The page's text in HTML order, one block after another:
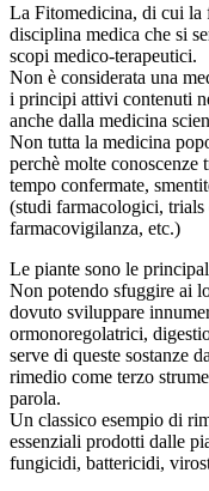
La Fitomedicina, di cui la
disciplina medica che si
scopi medico-terapeutici.
Non è considerata una
i principi attivi contenuti
anche dalla medicina
Non tutta la medicina
perchè molte conoscenze
tempo confermate,
(studi farmacologici,
farmacovigilanza, etc.)
Le piante sono le
Non potendo sfuggire ai
dovuto sviluppare
ormonoregolatrici,
serve di queste sostanze
rimedio come terzo
parola.
Un classico esempio di
essenziali prodotti dalle
fungicidi, battericidi,